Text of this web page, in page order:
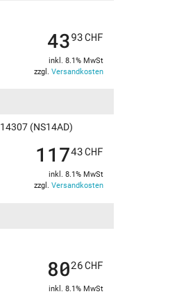
4393CHF
inkl. 8.1% MwSt
zzgl. Versandkosten
(NS14AD)
11743CHF
inkl. 8.1% MwSt
zzgl. Versandkosten
8026CHF
inkl. 8.1% MwSt